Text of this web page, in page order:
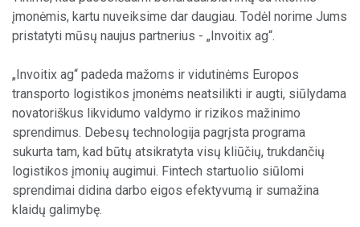
įmonėmis, kartu nuveiksime dar daugiau. Todėl norime Jums
pristatyti mūsų naujus partnerius - „Invoitix ag“.
„Invoitix ag“ padeda mažoms ir vidutinėms Europos
transporto logistikos įmonėms neatsilikti ir augti, siūlydama
novatoriškus likvidumo valdymo ir rizikos mažinimo
sprendimus. Debesų technologija pagrįsta programa
sukurta tam, kad būtų atsikratyta visų kliūčių, trukdančių
logistikos įmonių augimui. Fintech startuolio siūlomi
sprendimai didina darbo eigos efektyvumą ir sumažina
klaidų galimybę.